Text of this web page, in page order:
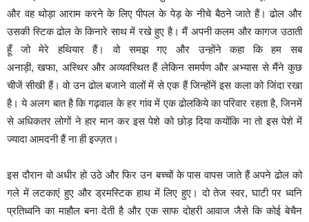
और वह थोड़ा आराम करने के लिए पीपल के पेड़ के नीचे बैठने जाते हैं। ढोल और
उसकी स्टिक ढोल के किनारे साथ में रखे हुए है। मैं अपनी कलम और कागज उठाती
हूँ जो मेरे हथियार हैं। वो समझ गए और उन्होंने कहा कि हम सब
अनाड़ी, खफा, अस्थिर और अव्यवस्थित हैं लेकिन समर्पण और अभ्यास से मैंने कुछ
चीजें सीखी हैं।वो उन ढोल बजाने वालों में से एक हैं जिन्होंनें इस कला को जिंदा रखा
है। ये अलग बात है कि गढ़वाल के हर गांव में एक ढोलकिये का परिवार रहता है, जिनमें
से अधिकतर लोगों ने हार मान कर इस पेशे को छोड़ दिया कयोंकि ना तो इस पेशे में
ज्यादा आमदनी हैं ना ही इज्ज़त।
इस दौरान वो अधीर हो उठे और फिर उन बच्चों के पास वापस जाते हैं अपने ढोल को
गले में लटकाएं हुए औरड्रमस्टिक हाथ में लिए हुए। दो तेज स्वर, घाटी पर ध्वनि
प्रतिध्वनि का माहौल बना देती है और एक साफ दोहरी आवाज जैसे कि कोई बेचैन